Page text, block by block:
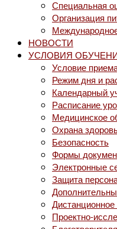
Специальная
Организация
НОВОСТИ
УСЛОВИЯ
Условие
Режим дня и
Календарный
Расписание
Медицинское
Охрана
Безопасность
Формы
Электронные
Защита
Проектно-